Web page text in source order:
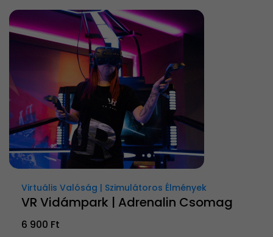
Virtuális Valóság | Szimulátoros Élmények
VR Vidámpark | Adrenalin Csomag
6 900 Ft